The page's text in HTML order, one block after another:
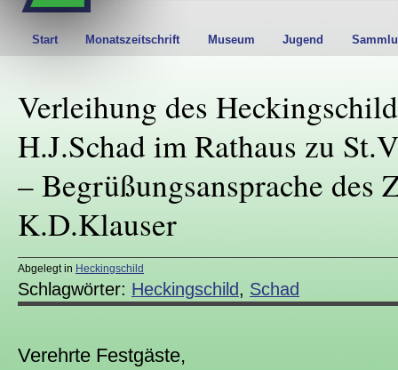
Start Monatszeitschrift Museum Jugend
Verleihung des
H.J.Schad im Rathaus zu
– Begrüßungsansprache des
K.D.Klauser
Abgelegt in Heckingschild
Schlagwörter: Heckingschild, Schad
Verehrte Festgäste,